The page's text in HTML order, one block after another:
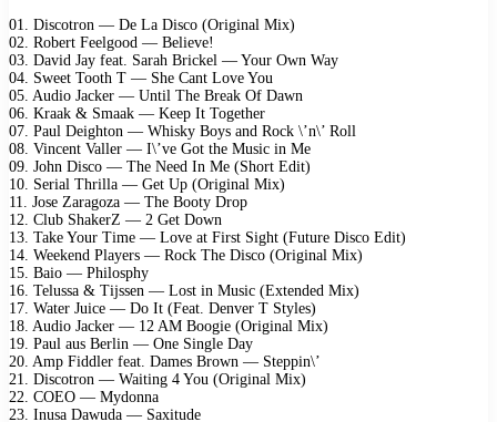
01. Discotron — De La Disco (Original Mix)
02. Robert Feelgood — Believe!
03. David Jay feat. Sarah Brickel — Your Own Way
04. Sweet Tooth T — She Cant Love You
05. Audio Jacker — Until The Break Of Dawn
06. Kraak & Smaak — Keep It Together
07. Paul Deighton — Whisky Boys and Rock \’n\’ Roll
08. Vincent Valler — I\’ve Got the Music in Me
09. John Disco — The Need In Me (Short Edit)
10. Serial Thrilla — Get Up (Original Mix)
11. Jose Zaragoza — The Booty Drop
12. Club ShakerZ — 2 Get Down
13. Take Your Time — Love at First Sight (Future Disco Edit)
14. Weekend Players — Rock The Disco (Original Mix)
15. Baio — Philosphy
16. Telussa & Tijssen — Lost in Music (Extended Mix)
17. Water Juice — Do It (Feat. Denver T Styles)
18. Audio Jacker — 12 AM Boogie (Original Mix)
19. Paul aus Berlin — One Single Day
20. Amp Fiddler feat. Dames Brown — Steppin\’
21. Discotron — Waiting 4 You (Original Mix)
22. COEO — Mydonna
23. Inusa Dawuda — Saxitude